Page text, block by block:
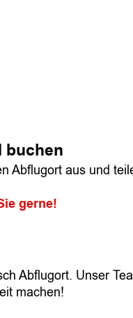
buchen
Abflugort aus und
gerne!
Abflugort. Unser
machen!